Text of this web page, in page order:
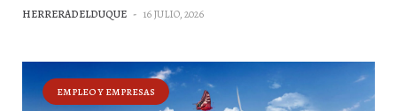
HERRERADELDUQUE - 16 JULIO, 2026
EMPLEO Y EMPRESAS